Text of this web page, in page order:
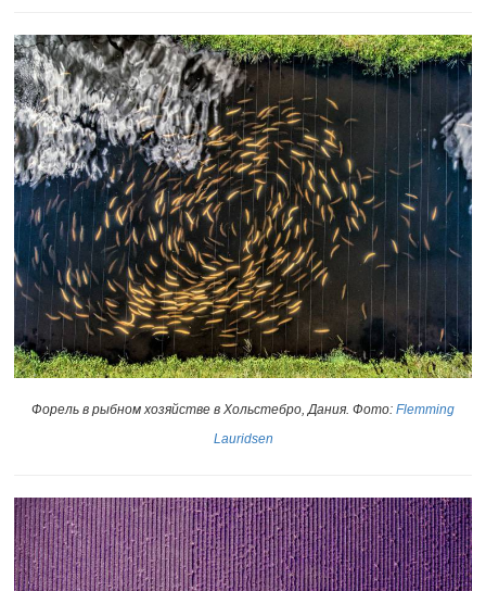
Форель в рыбном хозяйстве в Хольстебро, Дания. Фото: Flemming
Lauridsen